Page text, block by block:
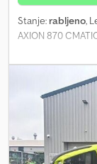
Stanje: rabljeno,
AXION 870
traktor CLAAS